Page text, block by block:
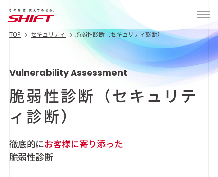
TOP セキュリティ 脆弱性診断（セキュリティ診断）
Vulnerability Assessment
脆弱性診断（セキュリテ
ィ診断）
徹底的にお客様に寄り添った
脆弱性診断